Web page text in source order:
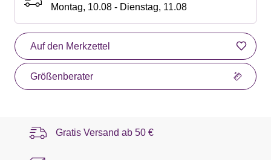
Montag, 10.08 - Dienstag, 11.08
Auf den Merkzettel
Größenberater
Gratis Versand ab 50 €